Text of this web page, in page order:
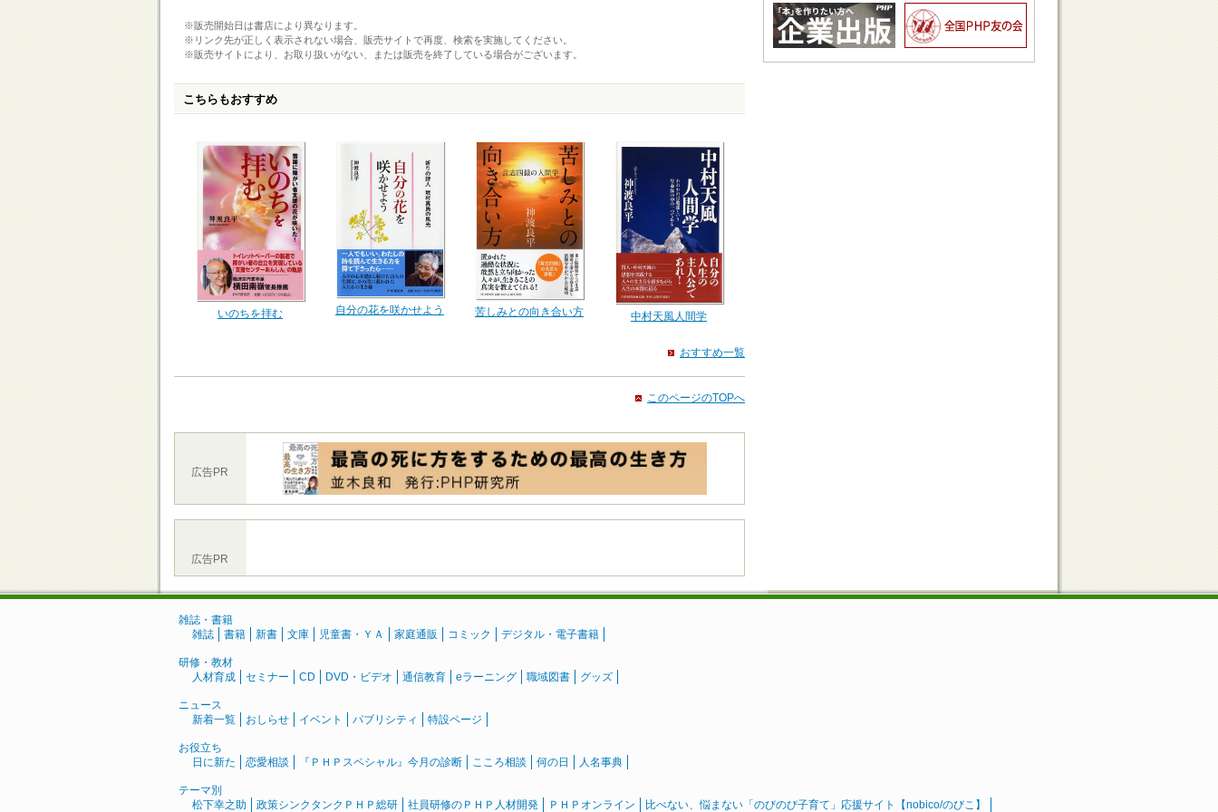
※販売開始日は書店により異なります。
※リンク先が正しく表示されない場合、販売サイトで再度、検索を実施してください。
※販売サイトにより、お取り扱いがない、または販売を終了している場合がございます。
こちらもおすすめ
いのちを拝む 自分の花を咲かせよう 苦しみとの向き合い方 中村天風人間学
おすすめ一覧
このページのTOPへ
広告PR
広告PR
雑誌・書籍
雑誌
書籍 新書 文庫 児童書・ＹＡ 家庭通販 コミック デジタル・電子書籍
研修・教材
人材育成
セミナー CD DVD・ビデオ 通信教育 eラーニング 職域図書 グッズ
ニュース
新着一覧
おしらせ イベント パブリシティ 特設ページ
お役立ち
日に新た
恋愛相談 『ＰＨＰスペシャル』今月の診断 こころ相談 何の日 人名事典
テーマ別
松下幸之助
政策シンクタンクＰＨＰ総研 社員研修のＰＨＰ人材開発 ＰＨＰオンライン 比べない、悩まない「のびのび子育て」応援サイト【nobico/のびこ】